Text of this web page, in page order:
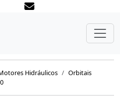
Hidráulicos
Orbitais